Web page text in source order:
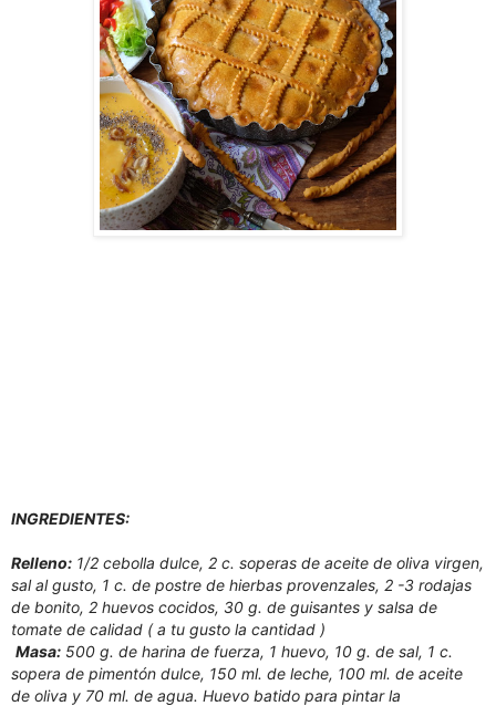
INGREDIENTES:
Relleno: 1/2 cebolla dulce, 2 c. soperas de aceite de oliva virgen,
sal al gusto, 1 c. de postre de hierbas provenzales, 2 -3 rodajas
de bonito, 2 huevos cocidos, 30 g. de guisantes y salsa de
tomate de calidad ( a tu gusto la cantidad )
Masa: 500 g. de harina de fuerza, 1 huevo, 10 g. de sal, 1 c.
sopera de pimentón dulce, 150 ml. de leche, 100 ml. de aceite
de oliva y 70 ml. de agua. Huevo batido para pintar la